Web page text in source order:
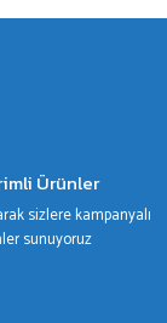
iletebilirsiniz.
Ürünler
sizlere kampanyalı
sunuyoruz